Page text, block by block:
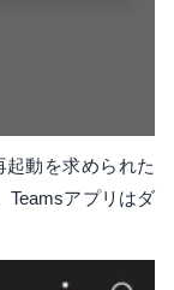
動を求められた
Teamsアプリはダ